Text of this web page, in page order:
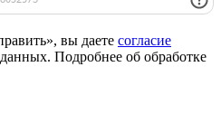
вы даете согласие
Подробнее об обработке